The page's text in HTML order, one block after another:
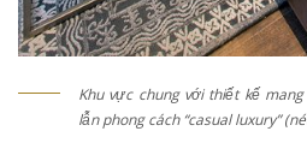
Khu vực chung với thiết kế
lẫn phong cách “casual luxury”